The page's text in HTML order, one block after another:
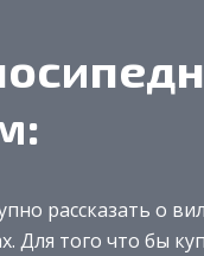
рассказать о
Для того что бы